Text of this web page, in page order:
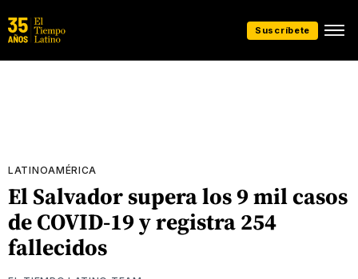
Suscríbete
LATINOAMÉRICA
El Salvador supera los 9 mil casos
de COVID-19 y registra 254
fallecidos